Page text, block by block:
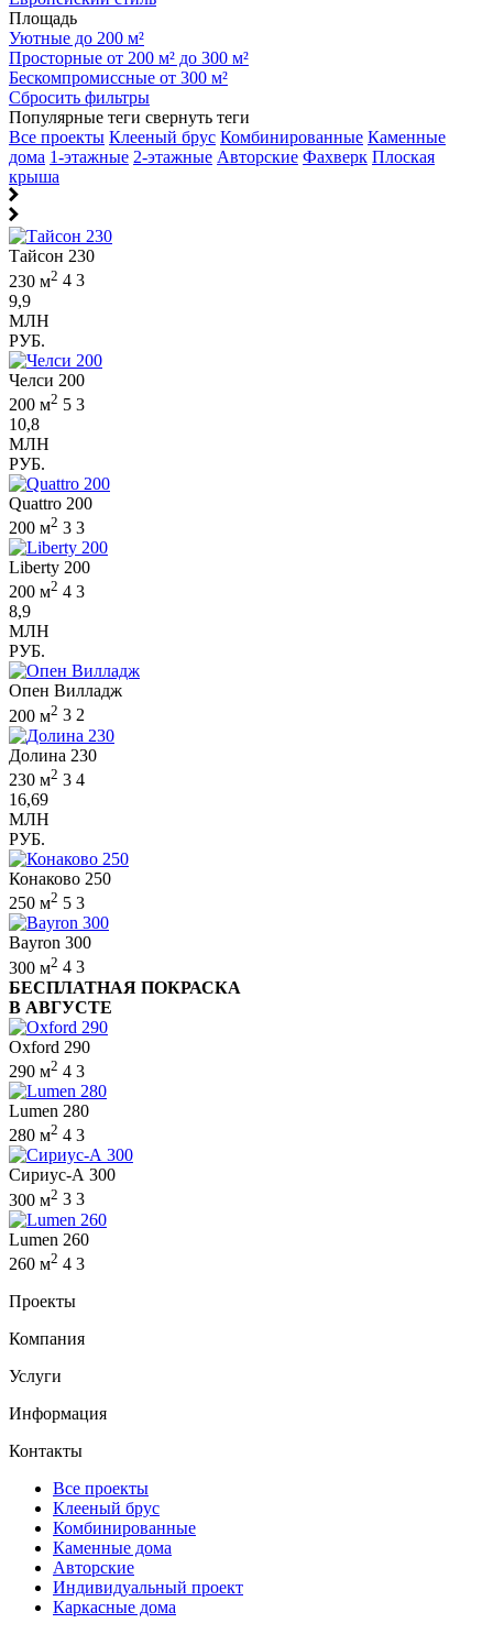
Площадь
Уютные до 200 м²
Просторные от 200 м² до 300 м²
Бескомпромиссные от 300 м²
Сбросить фильтры
Популярные теги свернуть теги
Все проекты Клееный брус Комбинированные Каменные
дома 1-этажные 2-этажные Авторские Фахверк Плоская
крыша
Тайсон 230
230 м2 4 3
9,9
МЛН
РУБ.
Челси 200
200 м2 5 3
10,8
МЛН
РУБ.
Quattro 200
200 м2 3 3
Liberty 200
200 м2 4 3
8,9
МЛН
РУБ.
Опен Вилладж
200 м2 3 2
Долина 230
230 м2 3 4
16,69
МЛН
РУБ.
Конаково 250
250 м2 5 3
Bayron 300
300 м2 4 3
БЕСПЛАТНАЯ ПОКРАСКА
В АВГУСТЕ
Oxford 290
290 м2 4 3
Lumen 280
280 м2 4 3
Сириус-А 300
300 м2 3 3
Lumen 260
260 м2 4 3
Проекты
Компания
Услуги
Информация
Контакты
Все проекты
Клееный брус
Комбинированные
Каменные дома
Авторские
Индивидуальный проект
Каркасные дома